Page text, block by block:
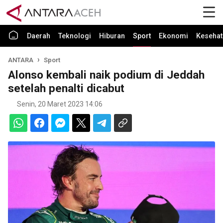
Daerah Teknologi Hiburan Sport Ekonomi
ANTARA Sport
Alonso kembali naik podium di Jeddah
setelah penalti dicabut
Senin, 20 Maret 2023 14:06